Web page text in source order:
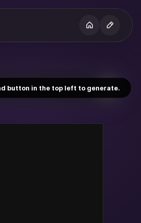
button in the top left to generate.